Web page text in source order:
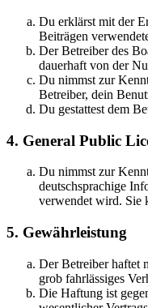
Du erklärst mit der
Beiträgen
Der Betreiber des
dauerhaft von der
Du nimmst zur
Betreiber, dein
Du gestattest dem
4. General Public
Du nimmst zur
deutschsprachige
verwendet wird. Sie
5. Gewährleistung
Der Betreiber haftet
grob fahrlässiges
Die Haftung ist